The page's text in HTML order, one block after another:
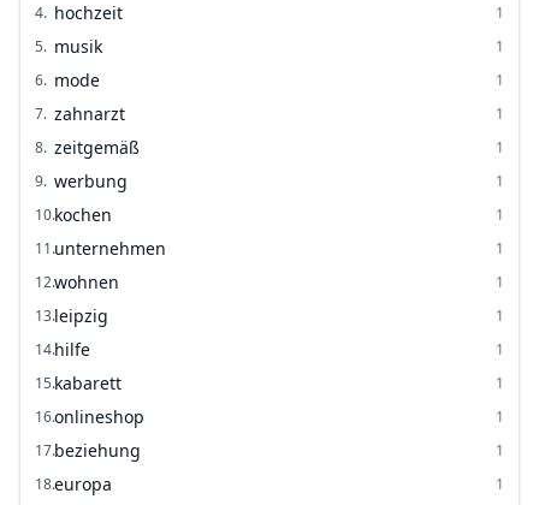
4. hochzeit
1
5. musik
1
6. mode
1
7. zahnarzt
1
8. zeitgemäß
1
9. werbung
1
10.kochen
1
11.unternehmen
1
12.wohnen
1
13.leipzig
1
14.hilfe
1
15.kabarett
1
16.onlineshop
1
17.beziehung
1
18.europa
1